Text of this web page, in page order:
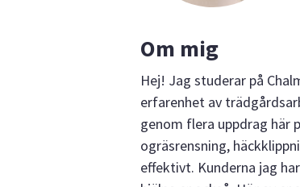
Om mig
Hej! Jag studerar på
erfarenhet av
genom flera uppdrag här
ogräsrensning,
effektivt. Kunderna jag